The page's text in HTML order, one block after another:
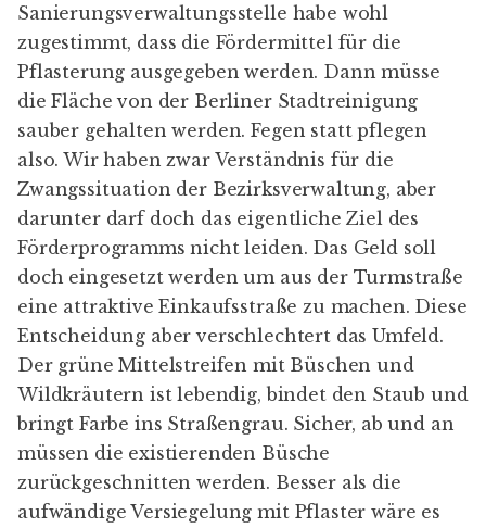
Sanierungsverwaltungsstelle habe wohl
zugestimmt, dass die Fördermittel für die
Pflasterung ausgegeben werden. Dann müsse
die Fläche von der Berliner Stadtreinigung
sauber gehalten werden. Fegen statt pflegen
also. Wir haben zwar Verständnis für die
Zwangssituation der Bezirksverwaltung, aber
darunter darf doch das eigentliche Ziel des
Förderprogramms nicht leiden. Das Geld soll
doch eingesetzt werden um aus der Turmstraße
eine attraktive Einkaufsstraße zu machen. Diese
Entscheidung aber verschlechtert das Umfeld.
Der grüne Mittelstreifen mit Büschen und
Wildkräutern ist lebendig, bindet den Staub und
bringt Farbe ins Straßengrau. Sicher, ab und an
müssen die existierenden Büsche
zurückgeschnitten werden. Besser als die
aufwändige Versiegelung mit Pflaster wäre es